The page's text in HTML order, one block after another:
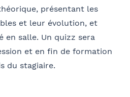
présentant les
et leur évolution, et
en salle. Un quizz sera
et en fin de formation
du stagiaire.